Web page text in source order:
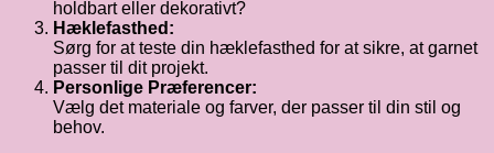
holdbart eller dekorativt?
Hæklefasthed:
Sørg for at teste din hæklefasthed for at sikre, at garnet
passer til dit projekt.
Personlige Præferencer:
Vælg det materiale og farver, der passer til din stil og
behov.